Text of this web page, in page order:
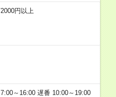
円以上
～16:00 遅番 10:00～19:00